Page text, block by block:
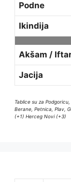
Podne
Ikindija
Akšam /
Jacija
Tablice su za
Berane, Petnica, Plav,
(+1) Herceg Novi (+3)